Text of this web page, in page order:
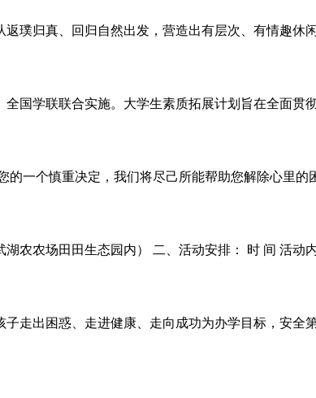
璞归真、回归自然出发，营造出有层次、有情趣休
国学联联合实施。大学生素质拓展计划旨在全面贯
的一个慎重决定，我们将尽己所能帮助您解除心里的
农农场田田生态园内） 二、活动安排： 时 间 活动
走出困惑、走进健康、走向成功为办学目标，安全